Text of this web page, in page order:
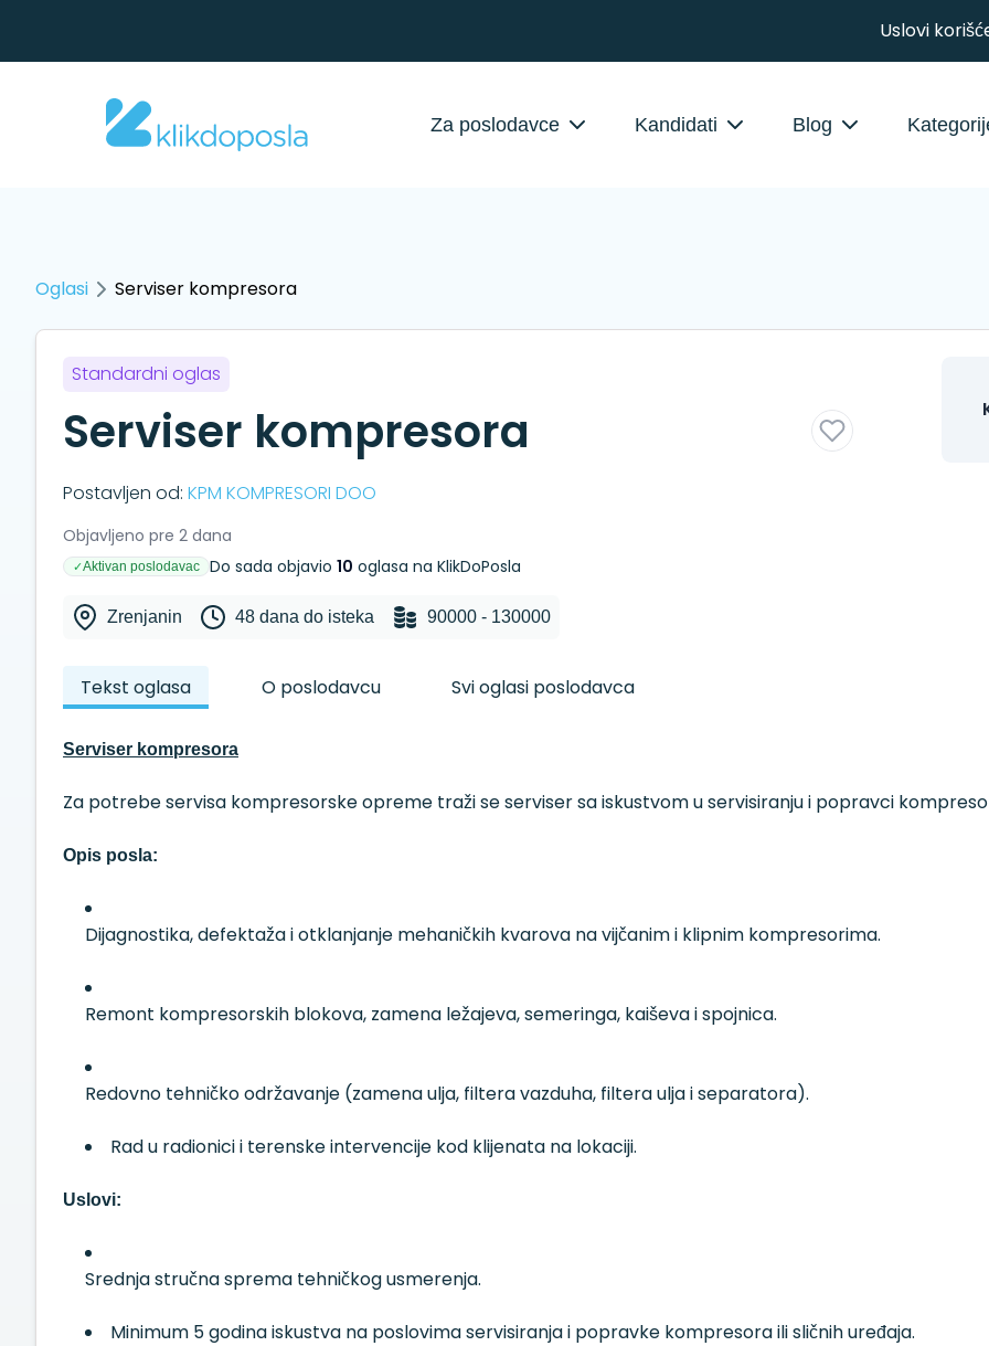
Uslovi
Za poslodavce Kandidati Blog
Oglasi Serviser kompresora
Standardni oglas
Serviser kompresora
Postavljen od: KPM KOMPRESORI DOO
Objavljeno pre 2 dana
✓Aktivan poslodavac Do sada objavio 10 oglasa na KlikDoPosla
Zrenjanin 48 dana do isteka 90000 - 130000
Tekst oglasa O poslodavcu Svi oglasi poslodavca
Serviser kompresora
Za potrebe servisa kompresorske opreme traži se serviser sa iskustvom u servisiranju i popravci
Opis posla:
Dijagnostika, defektaža i otklanjanje mehaničkih kvarova na vijčanim i klipnim kompresorima.
Remont kompresorskih blokova, zamena ležajeva, semeringa, kaiševa i spojnica.
Redovno tehničko održavanje (zamena ulja, filtera vazduha, filtera ulja i separatora).
Rad u radionici i terenske intervencije kod klijenata na lokaciji.
Uslovi:
Srednja stručna sprema tehničkog usmerenja.
Minimum 5 godina iskustva na poslovima servisiranja i popravke kompresora ili sličnih uređaja.